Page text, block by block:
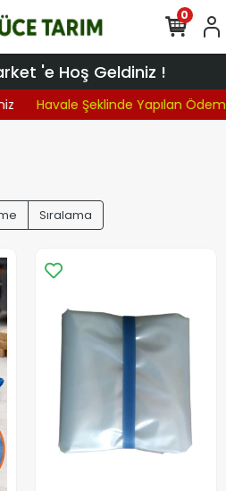
'e Hoş Geldiniz !
Havale Şeklinde Yapılan
0
Sıralama